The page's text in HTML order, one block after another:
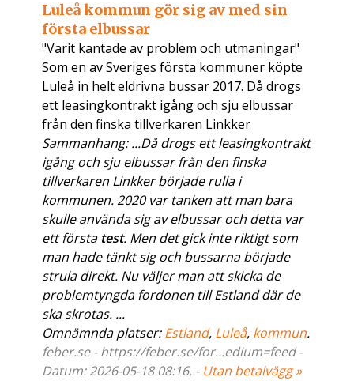
Luleå kommun gör sig av med sin
första elbussar
"Varit kantade av problem och utmaningar"
Som en av Sveriges första kommuner köpte
Luleå in helt eldrivna bussar 2017. Då drogs
ett leasingkontrakt igång och sju elbussar
från den finska tillverkaren Linkker
Sammanhang: ...Då drogs ett leasingkontrakt
igång och sju elbussar från den finska
tillverkaren Linkker började rulla i
kommunen. 2020 var tanken att man bara
skulle använda sig av elbussar och detta var
ett första test. Men det gick inte riktigt som
man hade tänkt sig och bussarna började
strula direkt. Nu väljer man att skicka de
problemtyngda fordonen till Estland där de
ska skrotas. ...
Omnämnda platser:Estland, Luleå, kommun.
feber.se - https://feber.se/for...edium=feed -
Datum: 2026-05-18 08:16. - Utan betalvägg »